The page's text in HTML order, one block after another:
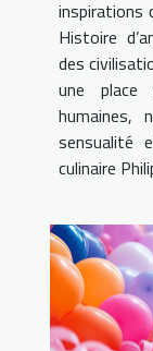
inspirations
Histoire
des
une place
humaines,
sensualité
culinaire